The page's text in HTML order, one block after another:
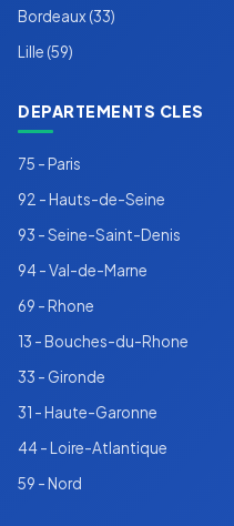
Bordeaux (33)
Lille (59)
DEPARTEMENTS CLES
75 - Paris
92 - Hauts-de-Seine
93 - Seine-Saint-Denis
94 - Val-de-Marne
69 - Rhone
13 - Bouches-du-Rhone
33 - Gironde
31 - Haute-Garonne
44 - Loire-Atlantique
59 - Nord